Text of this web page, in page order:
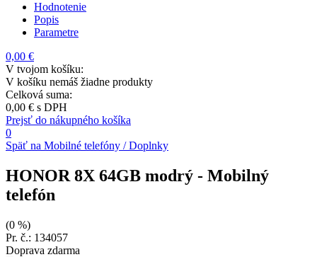
Hodnotenie
Popis
Parametre
0,00 €
V tvojom košíku:
V košíku nemáš žiadne produkty
Celková suma:
0,00 € s DPH
Prejsť do nákupného košíka
0
Späť na Mobilné telefóny / Doplnky
HONOR 8X 64GB modrý - Mobilný
telefón
(0 %)
Pr. č.: 134057
Doprava zdarma